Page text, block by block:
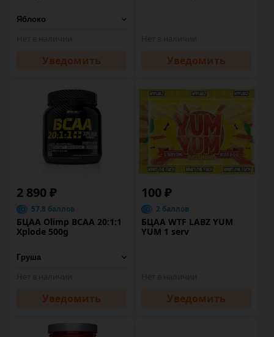
Уведомить Уведомить
2 890 ₽
57.8 баллов
БЦАА Olimp BCAA 20:1:1
Xplode 500g
Уведомить
100 ₽
2 баллов
БЦАА WTF LABZ YUM
YUM 1 serv
Уведомить